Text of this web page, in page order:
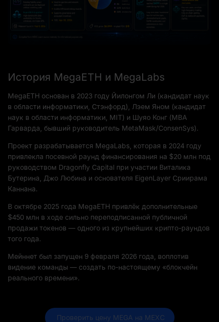
История MegaETH и MegaLabs
MegaETH основан в 2023 году Йилонгом Ли (кандидат наук
в области информатики, Стэнфорд), Лэем Яном (кандидат
наук в области информатики, MIT) и Шуяо Конг (MBA
Гарварда, бывший руководитель MetaMask/ConsenSys).
Проект разрабатывается MegaLabs, которая в 2024 году
привлекла посевной раунд финансирования на $20 млн под
руководством Dragonfly Capital при участии Виталика
Бутерина, Джо Любина и основателя EigenLayer Сриирама
Каннана.
В октябре 2025 года MegaETH привлёк дополнительные
$450 млн в ходе сильно переподписанной публичной
продажи токенов — одного из крупнейших крипто-раундов
того года.
Мейннет был запущен 9 февраля 2026 года, воплотив
видение команды — создать по-настоящему «блокчейн
реального времени».
Проверить цену MEGA на MEXC